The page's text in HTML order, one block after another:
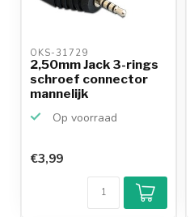
OKS-31729
2,50mm Jack 3-rings
schroef connector
mannelijk
Op voorraad
€3,99